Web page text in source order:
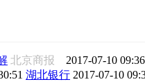
北京商报 2017-07-10
湖北银行 2017-07-10